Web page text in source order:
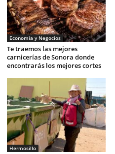
Economia y Negocios
Te traemos las mejores
carnicerías de Sonora donde
encontrarás los mejores cortes
Hermosillo